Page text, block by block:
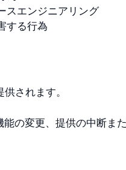
スエンジニアリング
する行為
されます。
の変更、提供の中断ま